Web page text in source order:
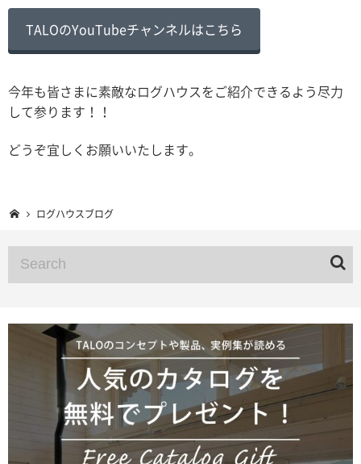
TALOのYouTubeチャンネルはこちら
今年も皆さまに素敵なログハウスをご紹介できるよう尽力
して参ります！！
どうぞ宜しくお願いいたします。
ログハウスブログ